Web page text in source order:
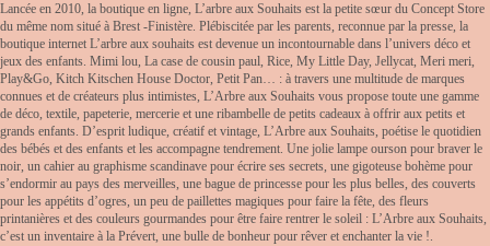
Lancée en 2010, la boutique en ligne, L’arbre aux Souhaits est la petite sœur du Concept Store
du même nom situé à Brest -Finistère. Plébiscitée par les parents, reconnue par la presse, la
boutique internet L’arbre aux souhaits est devenue un incontournable dans l’univers déco et
jeux des enfants. Mimi lou, La case de cousin paul, Rice, My Little Day, Jellycat, Meri meri,
Play&Go, Kitch Kitschen House Doctor, Petit Pan… : à travers une multitude de marques
connues et de créateurs plus intimistes, L’Arbre aux Souhaits vous propose toute une gamme
de déco, textile, papeterie, mercerie et une ribambelle de petits cadeaux à offrir aux petits et
grands enfants. D’esprit ludique, créatif et vintage, L’Arbre aux Souhaits, poétise le quotidien
des bébés et des enfants et les accompagne tendrement. Une jolie lampe ourson pour braver le
noir, un cahier au graphisme scandinave pour écrire ses secrets, une gigoteuse bohème pour
s’endormir au pays des merveilles, une bague de princesse pour les plus belles, des couverts
pour les appétits d’ogres, un peu de paillettes magiques pour faire la fête, des fleurs
printanières et des couleurs gourmandes pour être faire rentrer le soleil : L’Arbre aux Souhaits,
c’est un inventaire à la Prévert, une bulle de bonheur pour rêver et enchanter la vie !.